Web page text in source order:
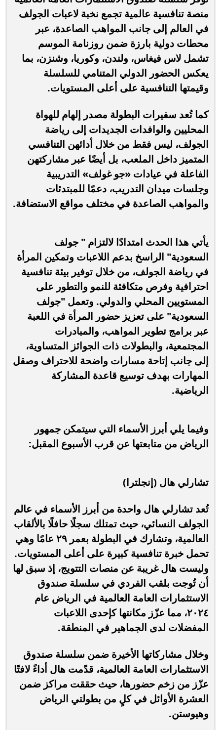
منصة تنافسية عالمية تجمع نخبة لاعبات الجولف
في العالم إلى جانب المواهب الصاعدة، عبر
محطات دولية بارزة ضمن روزنامة الموسم
تشمل لاس فيغاس، ولندن، وكوريا، وشنزن، بما
يعكس الحضور الدولي المتنامي للسلسلة
وقيمتها التنافسية على أعلى المستويات.
كما تُعد سفيرات البطولة مصدر إلهام للهواة
المحليين والوافدات الجديدات إلى رياضة
الجولف، ليس فقط من خلال أدائهن التنافسي
المتميز داخل الملعب، بل أيضًا عبر مشاركتهن
الفاعلة في عيادات «جو غولف» التدريبية
وجلسات ميدان التدريب، دعمًا للمبتدئات
والمواهب الصاعدة في مختلف مواقع الاستضافة.
يأتي هذا الحدث امتدادًا لالتزام " جولف
السعودية" الراسخ بدعم اللاعبات وتمكين المرأة
في رياضة الجولف، من خلال توفير بيئة تنافسية
احترافية وفرص متكافئة للنمو والتطور على
المستويين المحلي والدولي. وتعمل "جولف
السعودية" على تعزيز حضور المرأة في اللعبة
عبر برامج تطوير المواهب، والمبادرات
المجتمعية، والبطولات ذات الجوائز المتساوية،
إلى جانب إتاحة مسارات واضحة للاحتراف وصقل
المهارات بهدف توسيع قاعدة المشاركة
الرياضية.
وفيما يلي أبرز الأسماء التي سيتمكن جمهور
الرياض من متابعتها عن قرب الأسبوع المقبل:
تشارلي هال (إنجلترا)
تُعد تشارلي هال واحدة من أبرز الأسماء في عالم
الجولف النسائي، حيث تمتلك سجلًا حافلًا بالألقاب
العالمية، وتشارك في البطولة بعمر ٢٩ عامًا وهي
تحمل خبرة تنافسية كبيرة على أعلى المستويات.
وليست هال غريبة عن منصات التتويج، إذ سبق لها
أن تُوجت بلقب الفردي في سلسلة صندوق
الاستثمارات العامة العالمية في الرياض عام
٢٠٢٤، مما عزّز مكانتها كإحدى اللاعبات
المفضلات لدى الجماهير في المنطقة.
وخلال مشاركاتها الأخيرة ضمن سلسلة صندوق
الاستثمارات العامة العالمية، قدّمت هال أداءً لافتًا
عزّز من زخم حضورها، حيث حققت مراكز ضمن
العشرة الأوائل في كلٍ من بطولتي الرياض
وهيوستن.